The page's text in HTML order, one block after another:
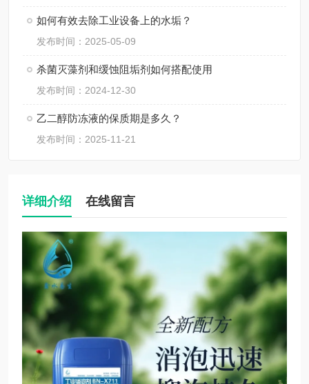
如何有效去除工业设备上的水垢？
发布时间：2025-05-09
杀菌灭藻剂和缓蚀阻垢剂如何搭配使用
发布时间：2024-12-30
乙二醇防冻液的保质期是多久？
发布时间：2025-11-21
详细介绍 在线留言